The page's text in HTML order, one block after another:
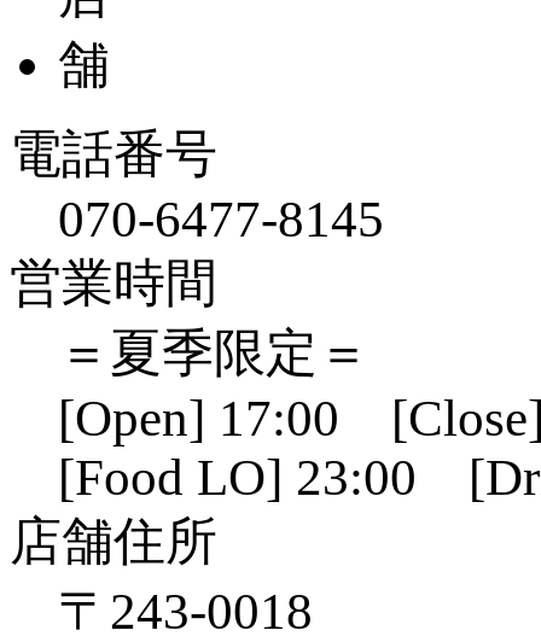
電話番号
070-6477-8145
営業時間
＝夏季限定＝
[Open] 17:00
[Food LO] 23:00
店舗住所
〒243-0018